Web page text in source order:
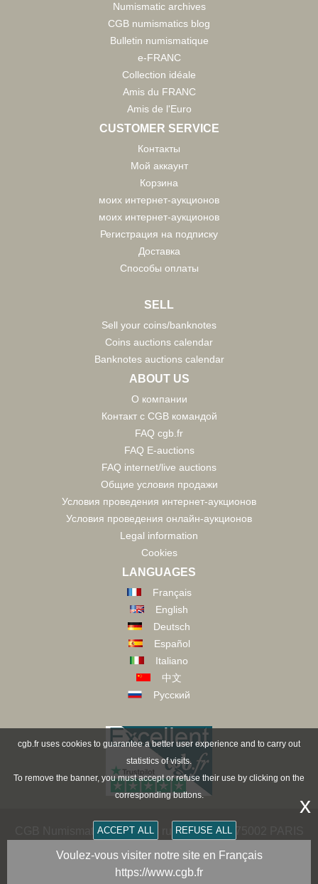
Numismatic archives
CGB numismatics blog
Bulletin numismatique
e-FRANC
Collection idéale
Amis du FRANC
Amis de l'Euro
CUSTOMER SERVICE
Контакты
Мой аккаунт
Корзина
моих интернет-аукционов
моих интернет-аукционов
Регистрация на подписку
Доставка
Способы оплаты
SELL
Sell your coins/banknotes
Coins auctions calendar
Banknotes auctions calendar
ABOUT US
О компании
Контакт с CGB командой
FAQ cgb.fr
FAQ E-auctions
FAQ internet/live auctions
Общие условия продажи
Условия проведения интернет-аукционов
Условия проведения онлайн-аукционов
Legal information
Cookies
LANGUAGES
Français
English
Deutsch
Español
Italiano
中文
Русский
CGB Numismatics Paris - 36 rue Vivienne - 75002 PARIS
FRANCE -contact@cgb.fr
Copyright @1997-2025 - All Rights Reserved
cgb.fr uses cookies to guarantee a better user experience and to carry out
statistics of visits.
To remove the banner, you must accept or refuse their use by clicking on the
corresponding buttons.
ACCEPT ALL REFUSE ALL
x
Voulez-vous visiter notre site en Français
https://www.cgb.fr